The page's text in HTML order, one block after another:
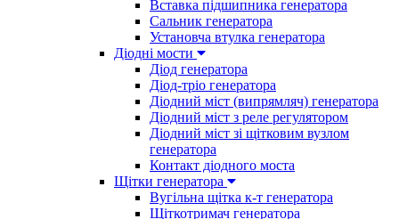
Вставка підшипника генератора
Сальник генератора
Установча втулка генератора
Діодні мости
Діод генератора
Діод-тріо генератора
Діодний міст (випрямляч) генератора
Діодний міст з реле регулятором
Діодний міст зі щітковим вузлом
генератора
Контакт діодного моста
Щітки генератора
Вугільна щітка к-т генератора
Щіткотримач генератора